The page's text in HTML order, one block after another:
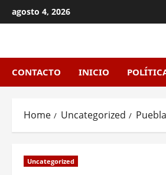
Skip
to
agosto 4, 2026
CONTACTO INICIO
Home Uncategorized
Uncategorized